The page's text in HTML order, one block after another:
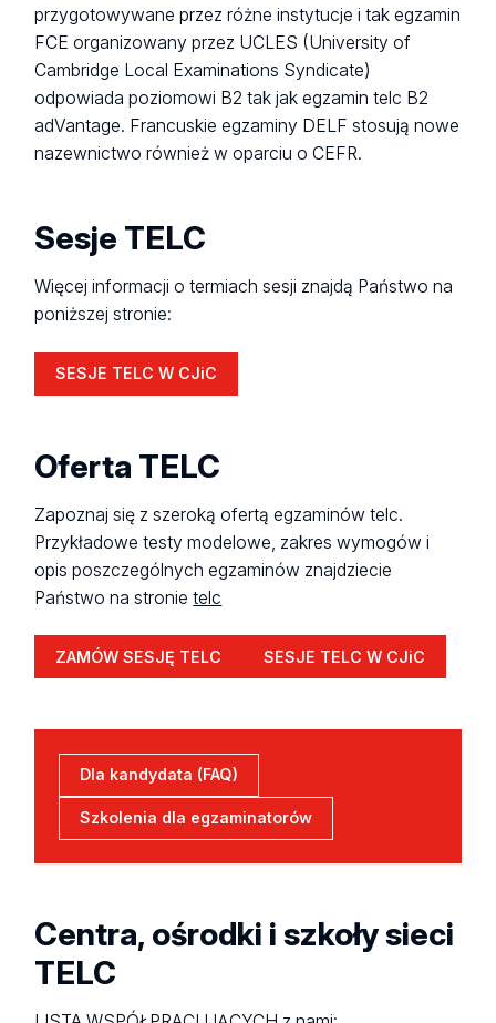
przygotowywane przez różne instytucje i tak egzamin
FCE organizowany przez UCLES (University of
Cambridge Local Examinations Syndicate)
odpowiada poziomowi B2 tak jak egzamin telc B2
adVantage. Francuskie egzaminy DELF stosują nowe
nazewnictwo również w oparciu o CEFR.
Sesje TELC
Więcej informacji o termiach sesji znajdą Państwo na
poniższej stronie:
SESJE TELC W CJiC
Oferta TELC
Zapoznaj się z szeroką ofertą egzaminów telc.
Przykładowe testy modelowe, zakres wymogów i
opis poszczególnych egzaminów znajdziecie
Państwo na stronietelc
ZAMÓW SESJĘ TELC SESJE TELC W CJiC
Dla kandydata (FAQ)
Szkolenia dla egzaminatorów
Centra, ośrodki i szkoły sieci
TELC